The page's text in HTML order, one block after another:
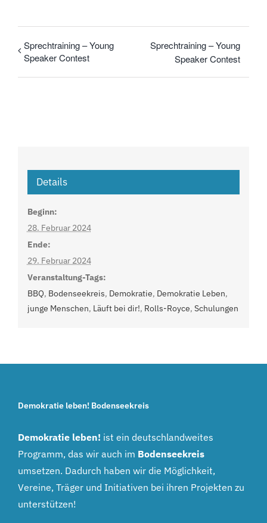
Sprechtraining – Young
Speaker Contest
Sprechtraining – Young
Speaker Contest
Details
Beginn:
28. Februar 2024
Ende:
29. Februar 2024
Veranstaltung-Tags:
BBQ, Bodenseekreis, Demokratie, Demokratie Leben,
junge Menschen, Läuft bei dir!, Rolls-Royce, Schulungen
Demokratie leben! Bodenseekreis
Demokratie leben! ist ein deutschlandweites
Programm, das wir auch im Bodenseekreis
umsetzen. Dadurch haben wir die Möglichkeit,
Vereine, Träger und Initiativen bei ihren Projekten zu
unterstützen!